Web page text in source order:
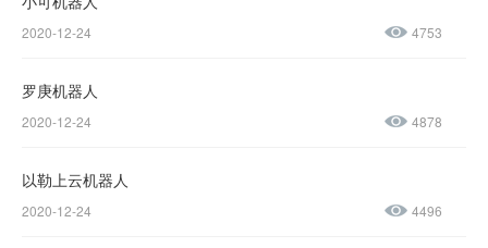
2020-12-24 4753
罗庚机器人
2020-12-24 4878
以勒上云机器人
2020-12-24 4496